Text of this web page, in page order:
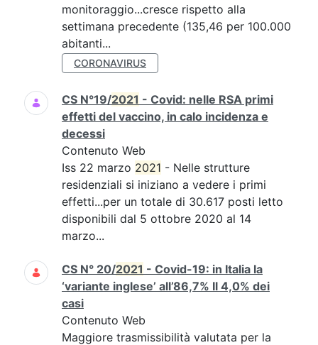
monitoraggio...cresce rispetto alla
settimana precedente (135,46 per 100.000
abitanti...
CORONAVIRUS
CS N°19/2021 - Covid: nelle RSA primi
effetti del vaccino, in calo incidenza e
decessi
Contenuto Web
Iss 22 marzo 2021 - Nelle strutture
residenziali si iniziano a vedere i primi
effetti...per un totale di 30.617 posti letto
disponibili dal 5 ottobre 2020 al 14
marzo...
CS N° 20/2021 - Covid-19: in Italia la
‘variante inglese’ all’86,7% Il 4,0% dei
casi
Contenuto Web
Maggiore trasmissibilità valutata per la